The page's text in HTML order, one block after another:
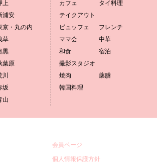
上
浦安
京・丸の内
草
黒
葉原
川
坂
山
カフェ
タイ料理
テイクアウト
ビュッフェ
フレンチ
ママ会
中華
和食
宿泊
撮影スタジオ
焼肉
薬膳
韓国料理
会員ページ
個人情報保護方針